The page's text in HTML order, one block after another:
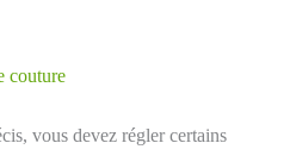
couture
vous devez régler certains